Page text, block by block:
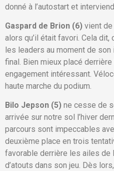
donné à l’autostart et
Gaspard de Brion (6) vient
alors qu’il était favori. Cela
les leaders au moment de son
final. Bien mieux placé
engagement intéressant.
haute marche du podium.
Bilo Jepson (5) ne cesse de
arrivée sur notre sol l’hiver
parcours sont impeccables
deuxième place en trois
favorable derrière les ailes de
d’atouts dans son jeu. Dès